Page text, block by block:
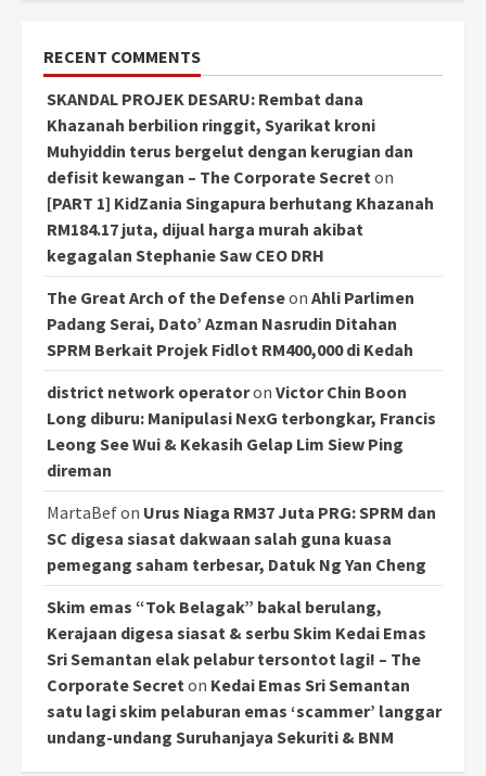
RECENT COMMENTS
SKANDAL PROJEK DESARU: Rembat dana
Khazanah berbilion ringgit, Syarikat kroni
Muhyiddin terus bergelut dengan kerugian dan
defisit kewangan – The Corporate Secreton
[PART 1] KidZania Singapura berhutang Khazanah
RM184.17 juta, dijual harga murah akibat
kegagalan Stephanie Saw CEO DRH
The Great Arch of the Defenseon Ahli Parlimen
Padang Serai, Dato’ Azman Nasrudin Ditahan
SPRM Berkait Projek Fidlot RM400,000 di Kedah
district network operatoron Victor Chin Boon
Long diburu: Manipulasi NexG terbongkar, Francis
Leong See Wui & Kekasih Gelap Lim Siew Ping
direman
MartaBefon Urus Niaga RM37 Juta PRG: SPRM dan
SC digesa siasat dakwaan salah guna kuasa
pemegang saham terbesar, Datuk Ng Yan Cheng
Skim emas “Tok Belagak” bakal berulang,
Kerajaan digesa siasat & serbu Skim Kedai Emas
Sri Semantan elak pelabur tersontot lagi! – The
Corporate Secreton Kedai Emas Sri Semantan
satu lagi skim pelaburan emas ‘scammer’ langgar
undang-undang Suruhanjaya Sekuriti & BNM